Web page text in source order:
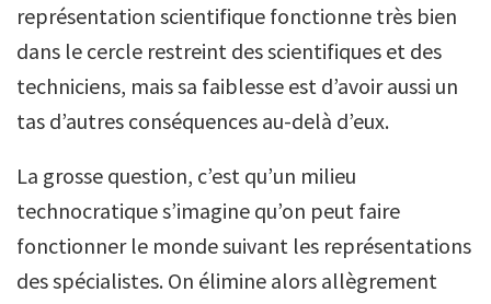
représentation scientifique fonctionne très bien
dans le cercle restreint des scientifiques et des
techniciens, mais sa faiblesse est d’avoir aussi un
tas d’autres conséquences au-delà d’eux.
La grosse question, c’est qu’un milieu
technocratique s’imagine qu’on peut faire
fonctionner le monde suivant les représentations
des spécialistes. On élimine alors allègrement